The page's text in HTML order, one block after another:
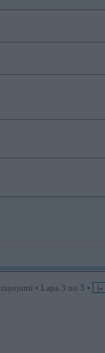
• Lapa 3 no 3 • |«